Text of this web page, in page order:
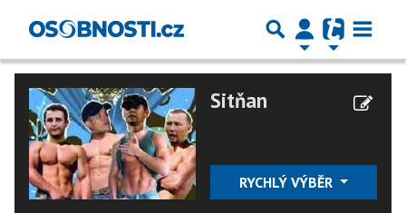
Sitňan
RYCHLÝ VÝBĚR